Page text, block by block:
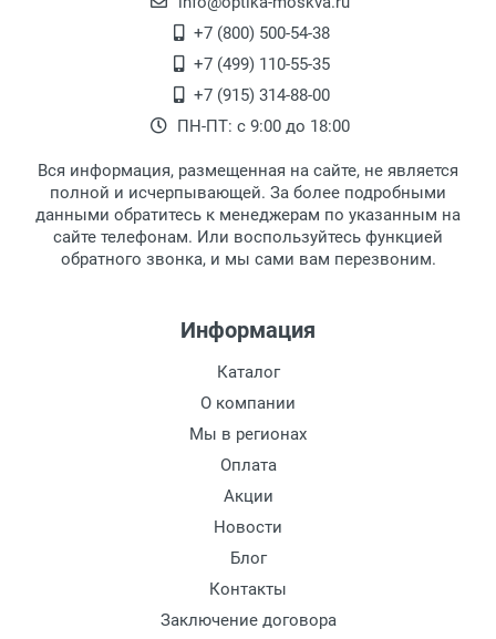
Оплата товара производится
наличными непосредственно на пункте
выдачи товара.
Перечисление средств на расчетный счет.
Переведеновский переулок 17, корпус 1,
второй этаж, тел. +7 (499) 110-55-35.
После того, как заказ поступает в пункт
выдачи, наш менеджер связывается с
клиентом и оповещает о поступлении
товара.
Для получения товара при себе
обязательно иметь паспорт.
Заказ необходимо забрать в течение 3
рабочих дней с момента поступления на
дополнительных расходов за хранение
Доставляем товар по Москве компанией
Сдэк до ближайшего к вам пункта
Доставка транспортными компаниями по
преимущественно по России.
+7 (800) 500-54-38
+7 (499) 110-55-35
+7 (915) 314-88-00
ПН-ПТ: с 9:00 до 18:00
Вся информация, размещенная на сайте, не является
полной и исчерпывающей. За более подробными
данными обратитесь к менеджерам по указанным на
сайте телефонам. Или воспользуйтесь функцией
обратного звонка, и мы сами вам перезвоним.
Информация
Каталог
О компании
Мы в регионах
Оплата
Акции
Новости
Блог
Контакты
Заключение договора